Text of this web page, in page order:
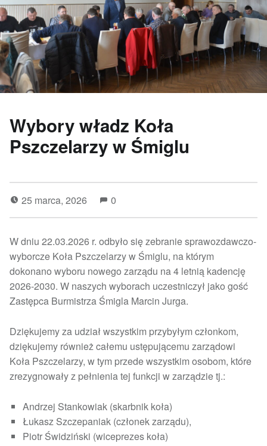
Wybory władz Koła
Pszczelarzy w Śmiglu
25 marca, 2026 0
W dniu 22.03.2026 r. odbyło się zebranie sprawozdawczo-
wyborcze Koła Pszczelarzy w Śmiglu, na którym
dokonano wyboru nowego zarządu na 4 letnią kadencję
2026-2030. W naszych wyborach uczestniczył jako gość
Zastępca Burmistrza Śmigla Marcin Jurga.
Dziękujemy za udział wszystkim przybyłym członkom,
dziękujemy również całemu ustępującemu zarządowi
Koła Pszczelarzy, w tym przede wszystkim osobom, które
zrezygnowały z pełnienia tej funkcji w zarządzie tj.:
Andrzej Stankowiak (skarbnik koła)
Łukasz Szczepaniak (członek zarządu),
Piotr Świdziński (wiceprezes koła)